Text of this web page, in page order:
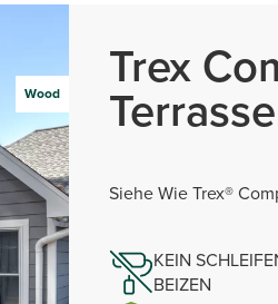
Wood Trex
Siehe Wie Trex®
KEIN
BEIZEN